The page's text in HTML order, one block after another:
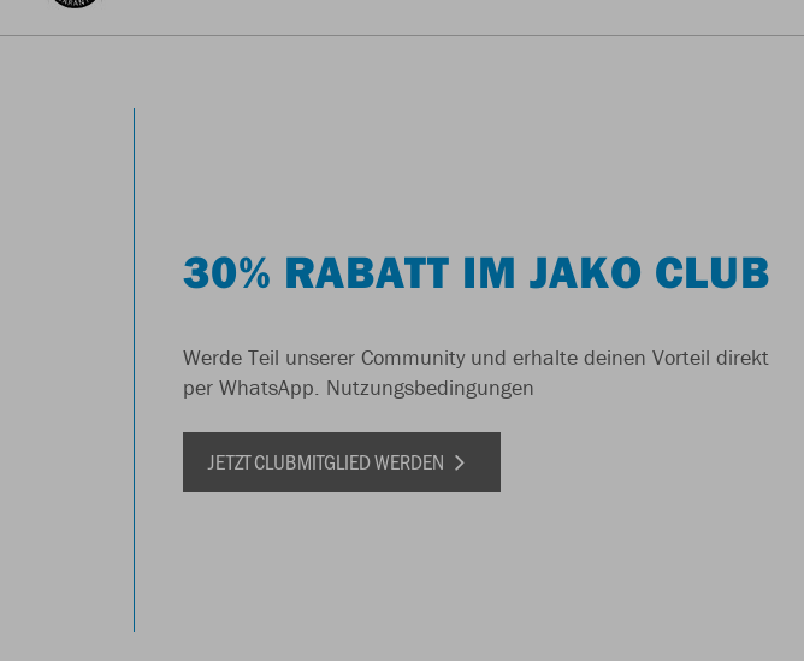
30% RABATT IM JAKO CLUB
Werde Teil unserer Community und erhalte deinen Vorteil direkt
per WhatsApp. Nutzungsbedingungen
JETZT CLUBMITGLIED WERDEN